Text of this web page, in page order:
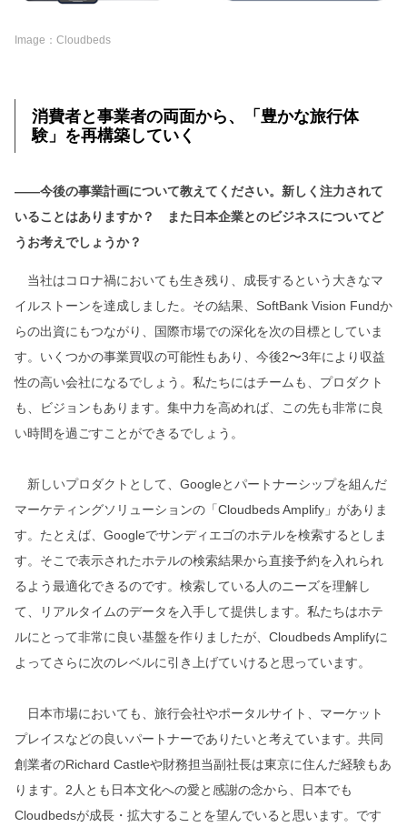
Image：Cloudbeds
消費者と事業者の両面から、「豊かな旅行体
験」を再構築していく
――今後の事業計画について教えてください。新しく注力されて
いることはありますか？ また日本企業とのビジネスについてど
うお考えでしょうか？
当社はコロナ禍においても生き残り、成長するという大きなマ
イルストーンを達成しました。その結果、SoftBank Vision Fundか
らの出資にもつながり、国際市場での深化を次の目標としていま
す。いくつかの事業買収の可能性もあり、今後2〜3年により収益
性の高い会社になるでしょう。私たちにはチームも、プロダクト
も、ビジョンもあります。集中力を高めれば、この先も非常に良
い時間を過ごすことができるでしょう。
新しいプロダクトとして、Googleとパートナーシップを組んだ
マーケティングソリューションの「Cloudbeds Amplify」がありま
す。たとえば、Googleでサンディエゴのホテルを検索するとしま
す。そこで表示されたホテルの検索結果から直接予約を入れられ
るよう最適化できるのです。検索している人のニーズを理解し
て、リアルタイムのデータを入手して提供します。私たちはホテ
ルにとって非常に良い基盤を作りましたが、Cloudbeds Amplifyに
よってさらに次のレベルに引き上げていけると思っています。
日本市場においても、旅行会社やポータルサイト、マーケット
プレイスなどの良いパートナーでありたいと考えています。共同
創業者のRichard Castleや財務担当副社長は東京に住んだ経験もあ
ります。2人とも日本文化への愛と感謝の念から、日本でも
Cloudbedsが成長・拡大することを望んでいると思います。です